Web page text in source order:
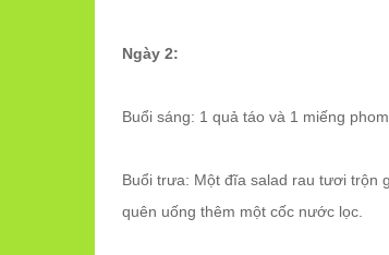
Ngày 2:
Buổi sáng: 1 quả táo và 1 miếng
Buổi trưa: Một đĩa salad rau tươi trộn
quên uống thêm một cốc nước lọc.